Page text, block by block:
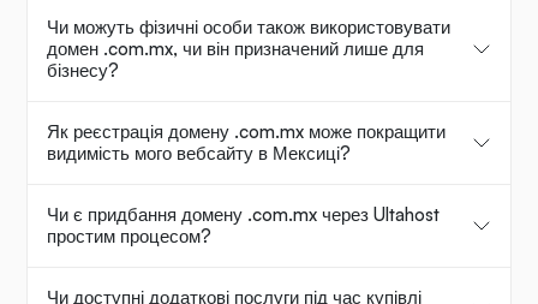
Чи можуть фізичні особи також використовувати
домен .com.mx, чи він призначений лише для
бізнесу?
Як реєстрація домену .com.mx може покращити
видимість мого вебсайту в Мексиці?
Чи є придбання домену .com.mx через Ultahost
простим процесом?
Чи доступні додаткові послуги під час купівлі